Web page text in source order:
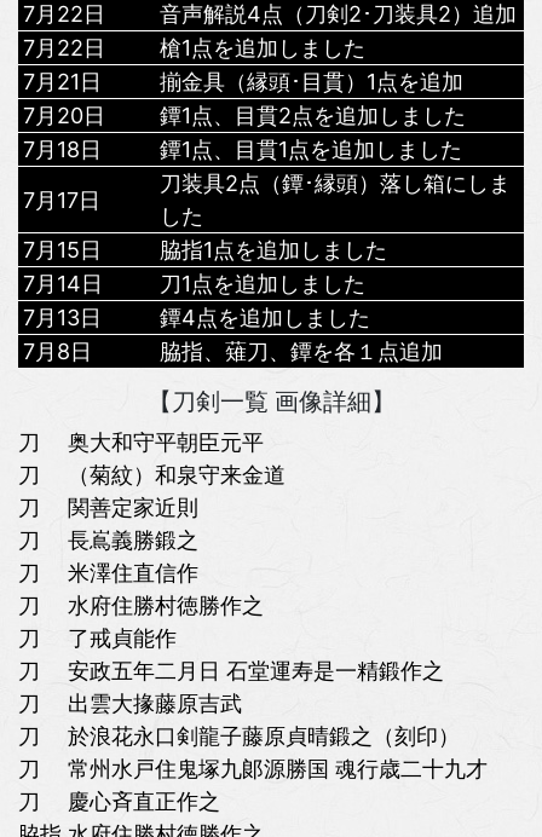
7月22日
音声解説4点（刀剣2･刀装具2）追加
7月22日
槍1点を追加しました
7月21日
揃金具（縁頭･目貫）1点を追加
7月20日
鐔1点、目貫2点を追加しました
7月18日
鐔1点、目貫1点を追加しました
7月17日
刀装具2点（鐔･縁頭）落し箱にしま
した
7月15日
脇指1点を追加しました
7月14日
刀1点を追加しました
7月13日
鐔4点を追加しました
7月8日
脇指、薙刀、鐔を各１点追加
【刀剣一覧 画像詳細】
刀 奥大和守平朝臣元平
刀 （菊紋）和泉守来金道
刀 関善定家近則
刀 長嶌義勝鍛之
刀 米澤住直信作
刀 水府住勝村徳勝作之
刀 了戒貞能作
刀 安政五年二月日 石堂運寿是一精鍛作之
刀 出雲大掾藤原吉武
刀 於浪花永口剣龍子藤原貞晴鍛之（刻印）
刀 常州水戸住鬼塚九郞源勝国 魂行歳二十九才
刀 慶心斉直正作之